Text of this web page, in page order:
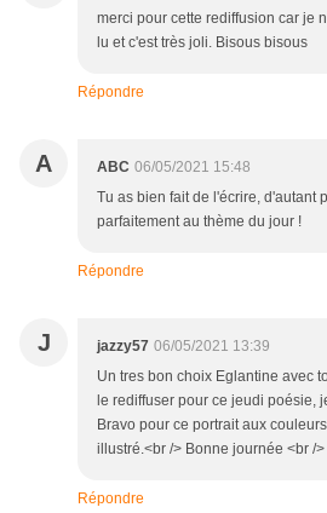
merci pour cette rediffusion car je
lu et c'est très joli. Bisous bisous
Répondre
A ABC 06/05/2021 15:48
Tu as bien fait de l'écrire, d'autant
parfaitement au thème du jour !
Répondre
J jazzy57 06/05/2021 13:39
Un tres bon choix Eglantine avec
le rediffuser pour ce jeudi poésie,
Bravo pour ce portrait aux
illustré.<br /> Bonne journée <br /
Répondre